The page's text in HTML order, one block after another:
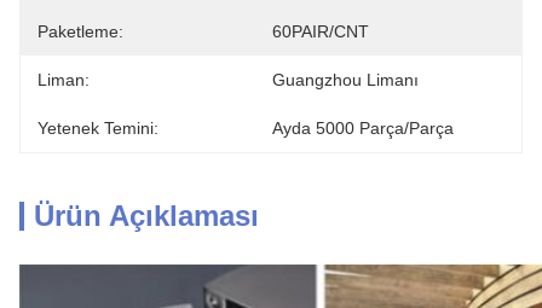
Paketleme: 60PAIR/CNT
Liman: Guangzhou Limanı
Yetenek Temini: Ayda 5000 Parça/parça
Ürün Açıklaması